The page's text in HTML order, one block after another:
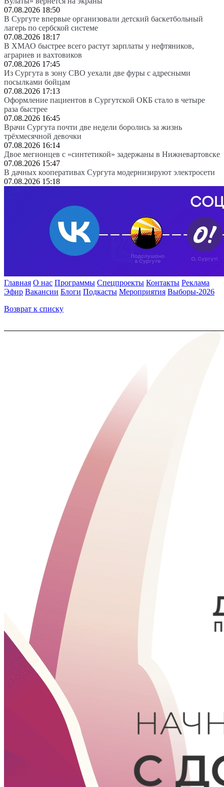
07.08.2026 18:50
В Сургуте впервые организовали детский баскетбольный
лагерь по сербской системе
07.08.2026 18:17
В ХМАО быстрее всего растут зарплаты у нефтяников,
аграриев и вахтовиков
07.08.2026 17:45
Из Сургута в зону СВО уехали две фуры с адресными
посылками бойцам
07.08.2026 17:13
Оформление пациентов в Сургутской ОКБ стало в четыре
раза быстрее
07.08.2026 16:45
Врачи Сургута почти две недели боролись за жизнь
трёхмесячной девочки
07.08.2026 16:14
Двое мегионцев с «синтетикой» задержаны в Нижневартовске
07.08.2026 15:47
В дачных кооперативах Сургута модернизируют электросети
07.08.2026 15:18
Главная О нас Программы Спецпроекты Контакты Реклама
Эфир Вакансии Блоги Подкасты Мероприятия Выборы-2026
Возврат к списку